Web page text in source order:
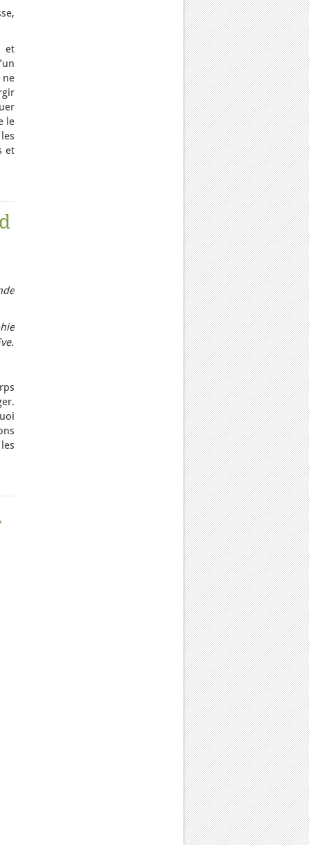
et
ne
le
et